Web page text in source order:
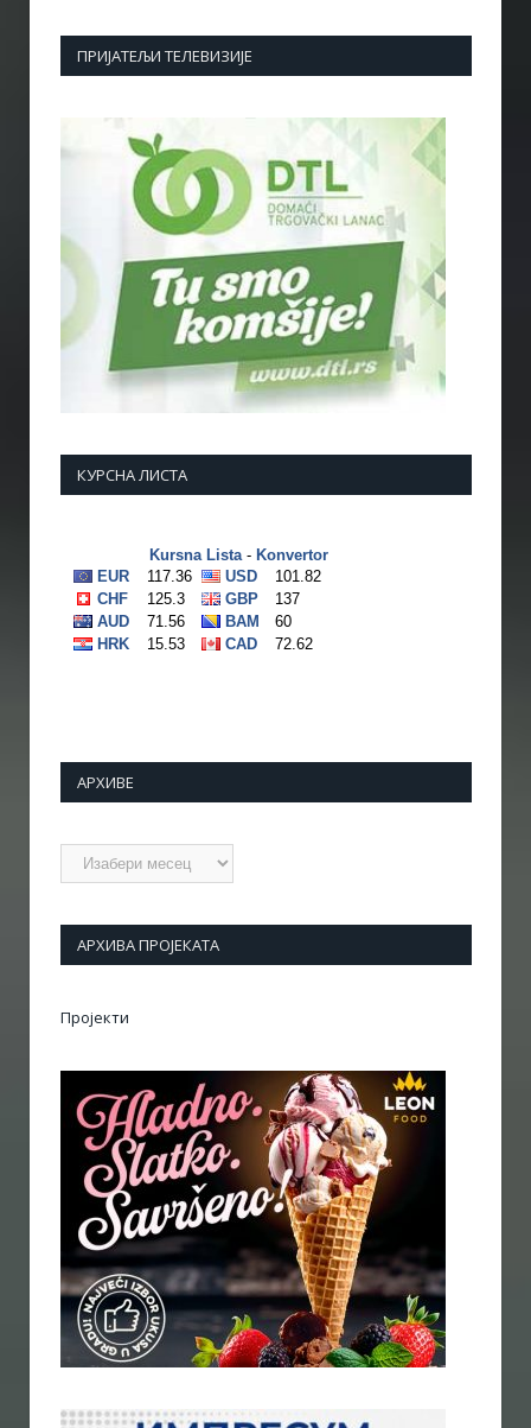
ПРИЈАТЕЉИ ТЕЛЕВИЗИЈЕ
КУРСНА ЛИСТА
АРХИВЕ
Архиве
АРХИВА ПРОЈЕКАТА
Пројекти